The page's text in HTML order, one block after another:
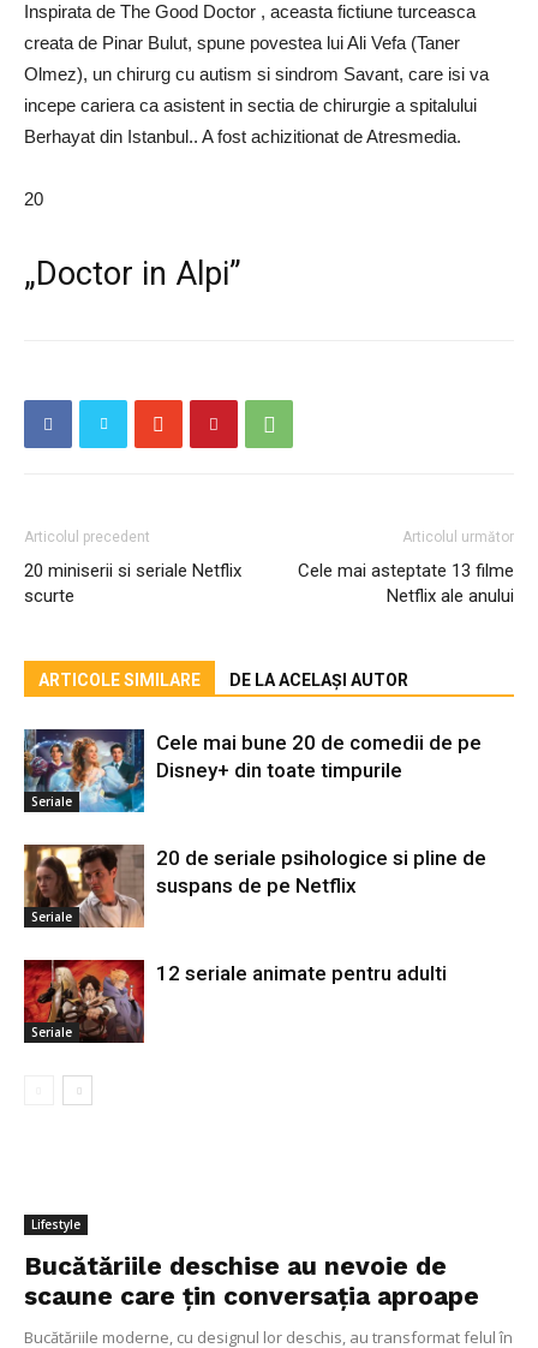
Inspirata de The Good Doctor , aceasta fictiune turceasca
creata de Pinar Bulut, spune povestea lui Ali Vefa (Taner
Olmez), un chirurg cu autism si sindrom Savant, care isi va
incepe cariera ca asistent in sectia de chirurgie a spitalului
Berhayat din Istanbul.. A fost achizitionat de Atresmedia.
20
„Doctor in Alpi”
Articolul precedent
20 miniserii si seriale Netflix
scurte
Articolul următor
Cele mai asteptate 13 filme
Netflix ale anului
ARTICOLE SIMILARE DE LA ACELAȘI AUTOR
Seriale
Cele mai bune 20 de comedii de pe
Disney+ din toate timpurile
Seriale
20 de seriale psihologice si pline de
suspans de pe Netflix
Seriale
12 seriale animate pentru adulti
Lifestyle
Bucătăriile deschise au nevoie de
scaune care țin conversația aproape
Bucătăriile moderne, cu designul lor deschis, au transformat felul în